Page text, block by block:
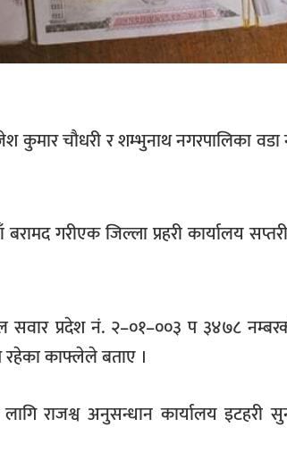
कुमार चौधरी र शम्भुनाथ नगरपालिका
गरीएक जिल्ला प्रहरी कार्यालय
सवार प्रदेश नं. २–०१–००३ प ३४७८
रहेका काफ्लेले बताए ।
राजश्व अनुसन्धान कार्यालय इटहरी